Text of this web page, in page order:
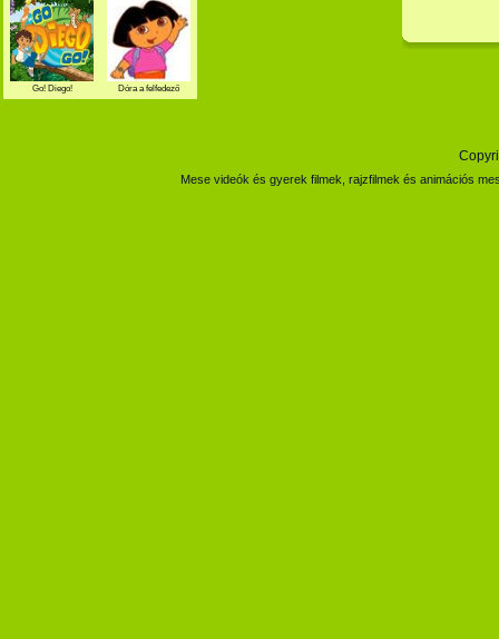
Go! Diego! Dóra a felfedező
Mese videók és gyerek filmek, rajzfilmek és animációs